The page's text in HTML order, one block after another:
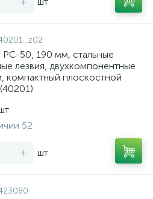
50, 190 мм, стальные
лезвия, двухкомпонентные
компактный плоскостной
52
+ шт